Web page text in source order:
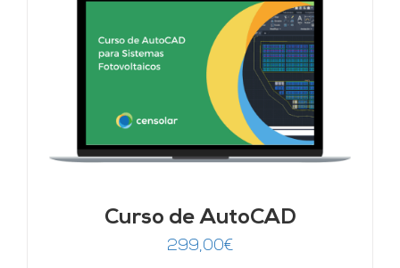
Curso de AutoCAD
299,00€